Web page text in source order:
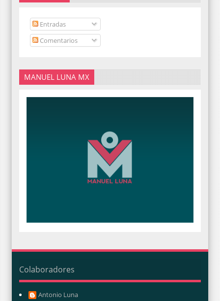
Entradas
Comentarios
MANUEL LUNA MX
Colaboradores
Antonio Luna